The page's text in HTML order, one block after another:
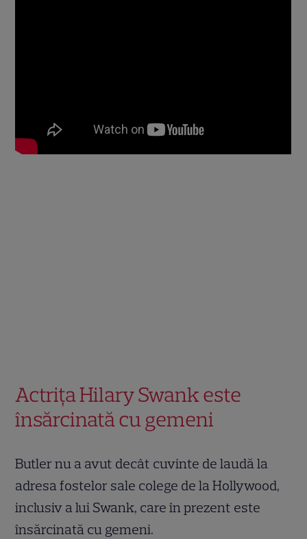
Actriţa Hilary Swank este
însărcinată cu gemeni
Butler nu a avut decât cuvinte de laudă la
adresa fostelor sale colege de la Hollywood,
inclusiv a lui Swank, care în prezent este
însărcinată cu gemeni.